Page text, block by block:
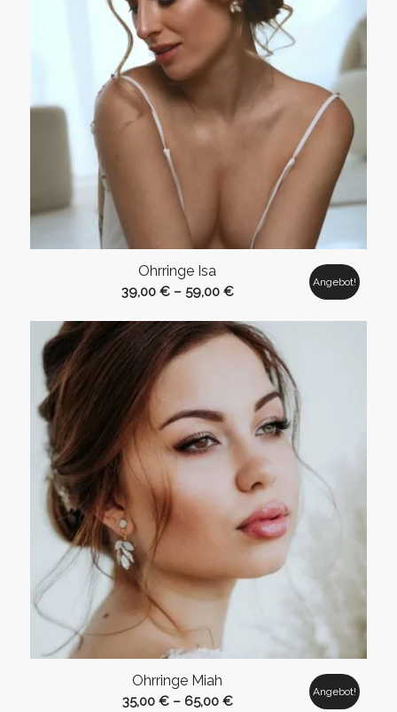
Ohrringe Isa
39,00 €– 59,00 €
Angebot!
Ohrringe Miah
35,00 €– 65,00 €
Angebot!